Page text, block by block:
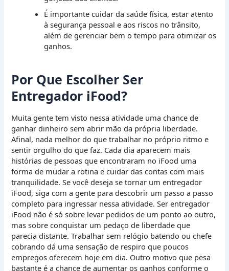
É importante cuidar da saúde física, estar atento
à segurança pessoal e aos riscos no trânsito,
além de gerenciar bem o tempo para otimizar os
ganhos.
Por Que Escolher Ser
Entregador iFood?
Muita gente tem visto nessa atividade uma chance de
ganhar dinheiro sem abrir mão da própria liberdade.
Afinal, nada melhor do que trabalhar no próprio ritmo e
sentir orgulho do que faz. Cada dia aparecem mais
histórias de pessoas que encontraram no iFood uma
forma de mudar a rotina e cuidar das contas com mais
tranquilidade. Se você deseja se tornar um entregador
iFood, siga com a gente para descobrir um passo a passo
completo para ingressar nessa atividade. Ser entregador
iFood não é só sobre levar pedidos de um ponto ao outro,
mas sobre conquistar um pedaço de liberdade que
parecia distante. Trabalhar sem relógio batendo ou chefe
cobrando dá uma sensação de respiro que poucos
empregos oferecem hoje em dia. Outro motivo que pesa
bastante é a chance de aumentar os ganhos conforme o